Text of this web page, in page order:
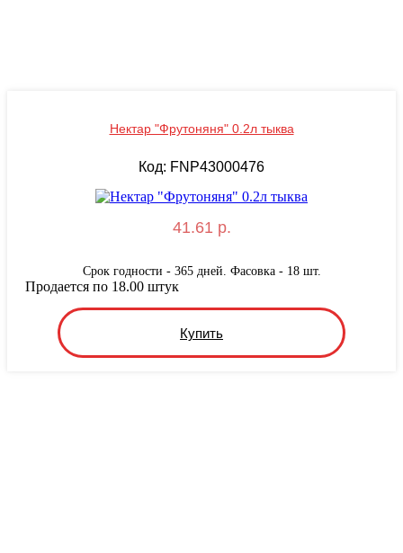
Нектар "Фрутоняня" 0.2л тыква
Код: FNP43000476
41.61 р.
Срок годности - 365 дней. Фасовка - 18 шт.
Купить
Продается по 18.00 штук